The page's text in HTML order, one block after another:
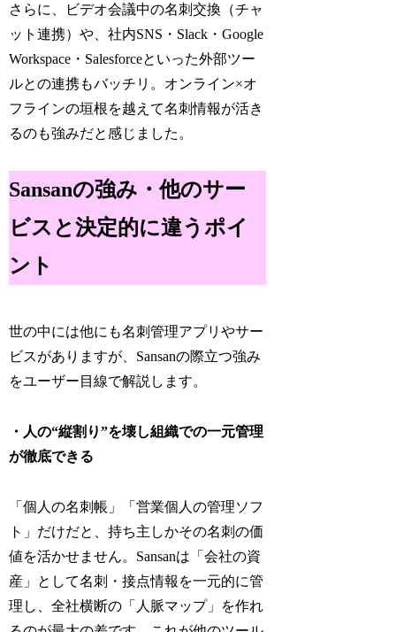
さらに、ビデオ会議中の名刺交換（チャ
ット連携）や、社内SNS・Slack・Google
Workspace・Salesforceといった外部ツー
ルとの連携もバッチリ。オンライン×オ
フラインの垣根を越えて名刺情報が活き
るのも強みだと感じました。
Sansanの強み・他のサー
ビスと決定的に違うポイ
ント
世の中には他にも名刺管理アプリやサー
ビスがありますが、Sansanの際立つ強み
をユーザー目線で解説します。
・人の“縦割り”を壊し組織での一元管理
が徹底できる
「個人の名刺帳」「営業個人の管理ソフ
ト」だけだと、持ち主しかその名刺の価
値を活かせません。Sansanは「会社の資
産」として名刺・接点情報を一元的に管
理し、全社横断の「人脈マップ」を作れ